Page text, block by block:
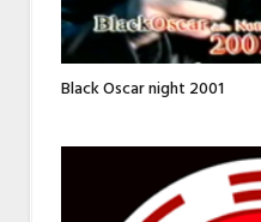
Black Oscar night 2001